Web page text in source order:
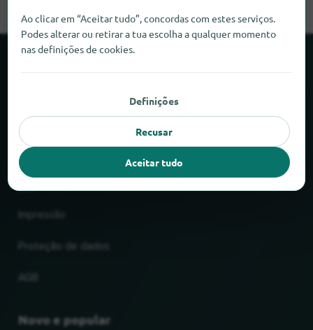
Parceiros
Jurídico
Novo e popular
Ao clicar em “Aceitar tudo”, concordas com estes serviços.
Podes alterar ou retirar a tua escolha a qualquer momento
nas definições de cookies.
Definições
Recusar
Aceitar tudo